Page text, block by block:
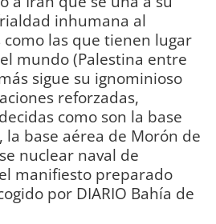
inhumana al
las que tienen lugar
mundo (Palestina entre
sigue su ignominioso
reforzadas,
como son la base
la base aérea de Morón de
nuclear naval de
manifiesto preparado
por DIARIO Bahía de